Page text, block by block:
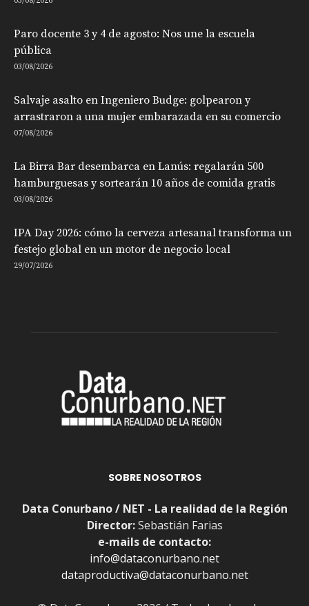
Paro docente 3 y 4 de agosto: Nos une la escuela
pública
03/08/2026
Salvaje asalto en Ingeniero Budge: golpearon y
arrastraron a una mujer embarazada en su comercio
07/08/2026
La Birra Bar desembarca en Lanús: regalarán 500
hamburguesas y sortearán 10 años de comida gratis
03/08/2026
IPA Day 2026: cómo la cerveza artesanal transforma un
festejo global en un motor de negocio local
29/07/2026
SOBRE NOSOTROS
Data Conurbano / NET - La realidad de la Región
Director:Sebastián Farias
e-mails de contacto:
info@dataconurbano.net
dataproductiva@dataconurbano.net